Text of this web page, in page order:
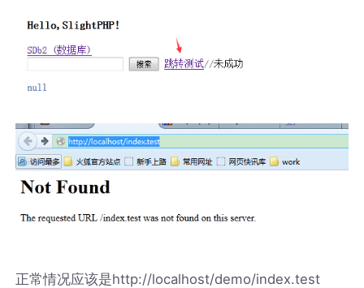
正常情况应该是http://localhost/demo/index.test